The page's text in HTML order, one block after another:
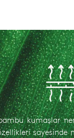
kumaşlar
sayesinde